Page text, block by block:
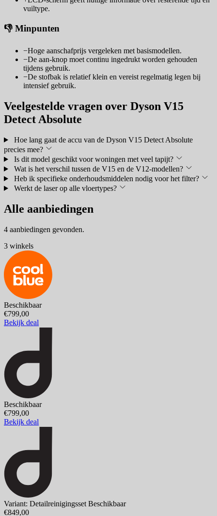
vuiltype.
👎 Minpunten
−Hoge aanschafprijs vergeleken met basismodellen.
−De aan-knop moet continu ingedrukt worden gehouden
tijdens gebruik.
−De stofbak is relatief klein en vereist regelmatig legen bij
intensief gebruik.
Veelgestelde vragen over Dyson V15
Detect Absolute
Hoe lang gaat de accu van de Dyson V15 Detect Absolute
precies mee?
Is dit model geschikt voor woningen met veel tapijt?
Wat is het verschil tussen de V15 en de V12-modellen?
Heb ik specifieke onderhoudsmiddelen nodig voor het filter?
Werkt de laser op alle vloertypes?
Alle aanbiedingen
4 aanbiedingen gevonden.
3 winkels
Beschikbaar
€799,00
Bekijk deal
Beschikbaar
€799,00
Bekijk deal
Variant: Detailreinigingsset Beschikbaar
€849,00